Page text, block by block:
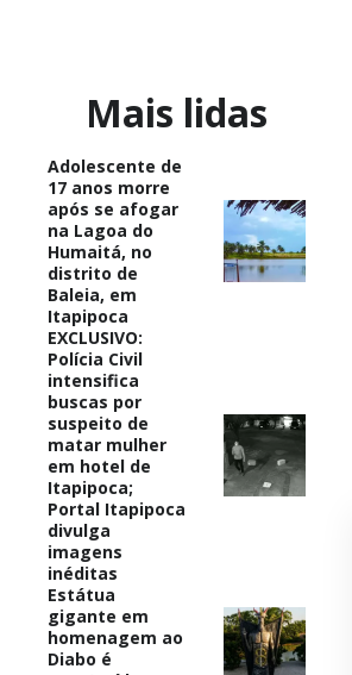
Mais lidas
Adolescente de
17 anos morre
após se afogar
na Lagoa do
Humaitá, no
distrito de
Baleia, em
Itapipoca
EXCLUSIVO:
Polícia Civil
intensifica
buscas por
suspeito de
matar mulher
em hotel de
Itapipoca;
Portal Itapipoca
divulga
imagens
inéditas
Estátua
gigante em
homenagem ao
Diabo é